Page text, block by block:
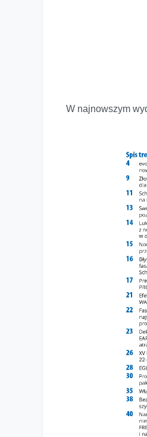
Nowe wydanie
W najnowszym